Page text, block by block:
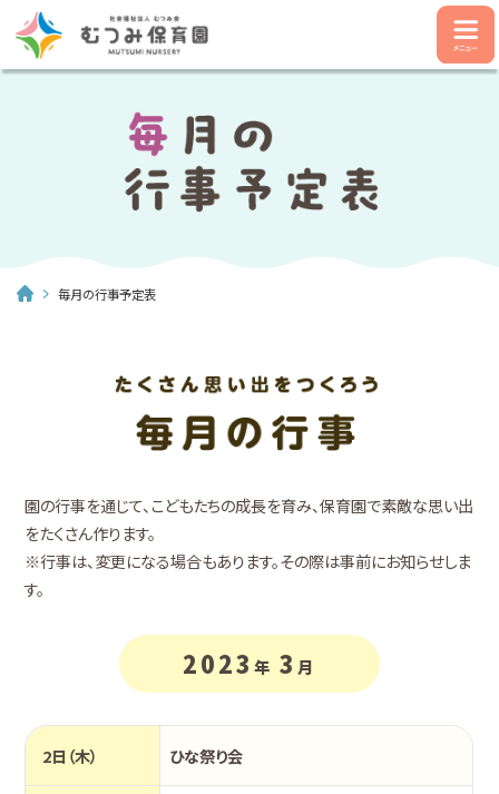
毎月の行事予定表
園の行事を通じて、こどもたちの成長を育み、保育園で素敵な思い出
をたくさん作ります。
※行事は、変更になる場合もあります。その際は事前にお知らせしま
す。
2023 年 3 月
2日（木） ひな祭り会